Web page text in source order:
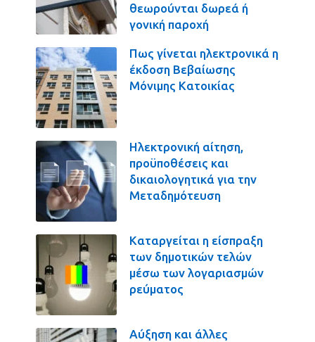
θεωρούνται δωρεά ή
γονική παροχή
Πως γίνεται ηλεκτρονικά η
έκδοση Βεβαίωσης
Μόνιμης Κατοικίας
Ηλεκτρονική αίτηση,
προϋποθέσεις και
δικαιολογητικά για την
Μεταδημότευση
Καταργείται η είσπραξη
των δημοτικών τελών
μέσω των λογαριασμών
ρεύματος
Αύξηση και άλλες